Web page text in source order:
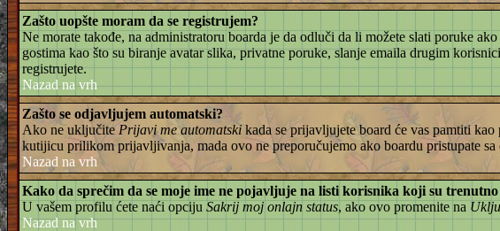
Zašto uopšte moram da se registrujem?
Ne morate takođe, na administratoru boarda je da odluči da li možete slati poruke
gostima kao što su biranje avatar slika, privatne poruke, slanje emaila drugim
registrujete.
Nazad na vrh
Zašto se odjavljujem automatski?
Ako ne uključitePrijavi me automatski kada se prijavljujete board će vas pamtiti
kutijicu prilikom prijavljivanja, mada ovo ne preporučujemo ako boardu pristupate
Nazad na vrh
Kako da sprečim da se moje ime ne pojavljuje na listi korisnika koji su
U vašem profilu ćete naći opciju Sakrij moj onlajn status, ako ovo promenite na
Nazad na vrh